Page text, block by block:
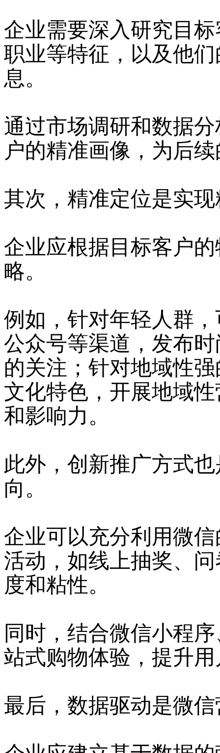
企业需要深入研究目
职业等特征，以及他
息。
通过市场调研和数据
户的精准画像，为后
其次，精准定位是实
企业应根据目标客户
略。
例如，针对年轻人群
公众号等渠道，发布
的关注；针对地域性
文化特色，开展地域
和影响力。
此外，创新推广方式
向。
企业可以充分利用微
活动，如线上抽奖、
度和粘性。
同时，结合微信小程
站式购物体验，提升
最后，数据驱动是微